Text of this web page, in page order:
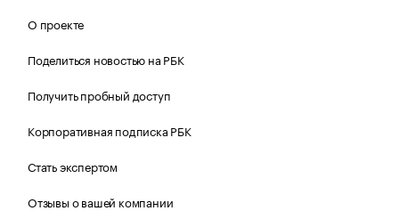
О проекте
Поделиться новостью на РБК
Получить пробный доступ
Корпоративная подписка РБК
Стать экспертом
Отзывы о вашей компании